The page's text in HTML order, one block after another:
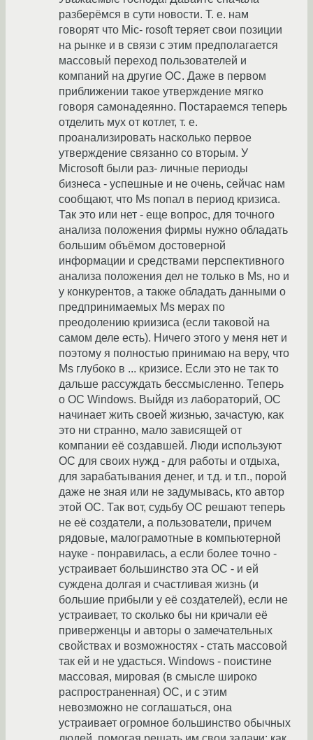
разберёмся в сути новости. Т. е. нам
говорят что Mic- rosoft теряет свои позиции
на рынке и в связи с этим предполагается
массовый переход пользователей и
компаний на другие ОС. Даже в первом
приближении такое утверждение мягко
говоря самонадеянно. Постараемся теперь
отделить мух от котлет, т. е.
проанализировать насколько первое
утверждение связанно со вторым. У
Microsoft были раз- личные периоды
бизнеса - успешные и не очень, сейчас нам
сообщают, что Ms попал в период кризиса.
Так это или нет - еще вопрос, для точного
анализа положения фирмы нужно обладать
большим объёмом достоверной
информации и средствами перспективного
анализа положения дел не только в Ms, но и
у конкурентов, а также обладать данными о
предпринимаемых Ms мерах по
преодолению криизиса (если таковой на
самом деле есть). Ничего этого у меня нет и
поэтому я полностью принимаю на веру, что
Ms глубоко в ... кризисе. Если это не так то
дальше рассуждать бессмысленно. Теперь
о ОС Windows. Выйдя из лабораторий, ОС
начинает жить своей жизнью, зачастую, как
это ни странно, мало зависящей от
компании её создавшей. Люди используют
ОС для своих нужд - для работы и отдыха,
для зарабатывания денег, и т.д. и т.п., порой
даже не зная или не задумывась, кто автор
этой ОС. Так вот, судьбу ОС решают теперь
не её создатели, а пользователи, причем
рядовые, малограмотные в компьютерной
науке - понравилась, а если более точно -
устраивает большинство эта ОС - и ей
суждена долгая и счастливая жизнь (и
большие прибыли у её создателей), если не
устраивает, то сколько бы ни кричали её
приверженцы и авторы о замечательных
свойствах и возможностях - стать массовой
так ей и не удасться. Windows - поистине
массовая, мировая (в смысле широко
распространенная) ОС, и с этим
невозможно не соглашаться, она
устраивает огромное большинство обычных